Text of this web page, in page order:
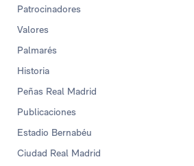
Patrocinadores
Valores
Palmarés
Historia
Peñas Real Madrid
Publicaciones
Estadio Bernabéu
Ciudad Real Madrid